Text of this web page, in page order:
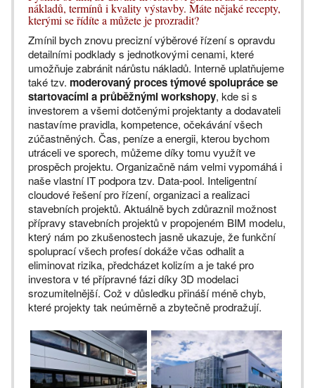
nákladů, termínů i kvality výstavby. Máte nějaké recepty,
kterými se řídíte a můžete je prozradit?
Zmínil bych znovu precizní výběrové řízení s opravdu
detailními podklady s jednotkovými cenami, které
umožňuje zabránit nárůstu nákladů. Interně uplatňujeme
také tzv. moderovaný proces týmové spolupráce se
startovacími a průběžnými workshopy, kde si s
investorem a všemi dotčenými projektanty a dodavateli
nastavíme pravidla, kompetence, očekávání všech
zúčastněných. Čas, peníze a energii, kterou bychom
utráceli ve sporech, můžeme díky tomu využít ve
prospěch projektu. Organizačně nám velmi vypomáhá i
naše vlastní IT podpora tzv. Data-pool. Inteligentní
cloudové řešení pro řízení, organizaci a realizaci
stavebních projektů. Aktuálně bych zdůraznil možnost
přípravy stavebních projektů v propojeném BIM modelu,
který nám po zkušenostech jasně ukazuje, že funkční
spoluprací všech profesí dokáže včas odhalit a
eliminovat rizika, předcházet kolizím a je také pro
investora v té přípravné fázi díky 3D modelaci
srozumitelnější. Což v důsledku přináší méně chyb,
které projekty tak neúměrně a zbytečně prodražují.